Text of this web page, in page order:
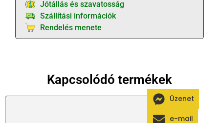
Jótállás és szavatosság
Szállítási információk
Rendelés menete
Kapcsolódó termékek
Üzenet
e-mail